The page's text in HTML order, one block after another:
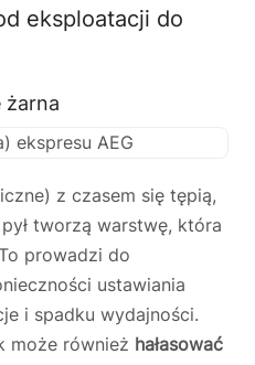
eksploatacji do
żarna
z czasem się tępią,
tworzą warstwę, która
prowadzi do
ustawiania
i spadku wydajności.
może również hałasować